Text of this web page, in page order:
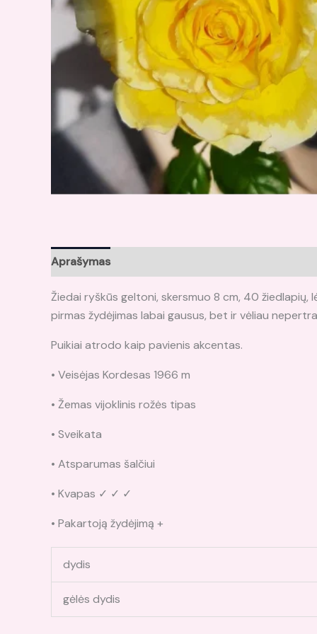
Aprašymas
Žiedai ryškūs geltoni, skersmuo 8 cm, 40 žiedlapių,
pirmas žydėjimas labai gausus, bet ir vėliau
Puikiai atrodo kaip pavienis akcentas.
• Veisėjas Kordesas 1966 m
• Žemas vijoklinis rožės tipas
• Sveikata
• Atsparumas šalčiui
• Kvapas ✓ ✓ ✓
• Pakartoją žydėjimą +
dydis
gėlės dydis